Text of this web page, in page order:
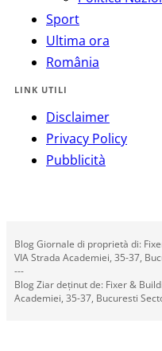
Sport
Ultima ora
România
LINK UTILI
Disclaimer
Privacy Policy
Pubblicità
Blog Giornale di proprietà di:
VIA Strada Academiei, 35-37,
---
Blog Ziar deținut de: Fixer &
Academiei, 35-37, Bucuresti